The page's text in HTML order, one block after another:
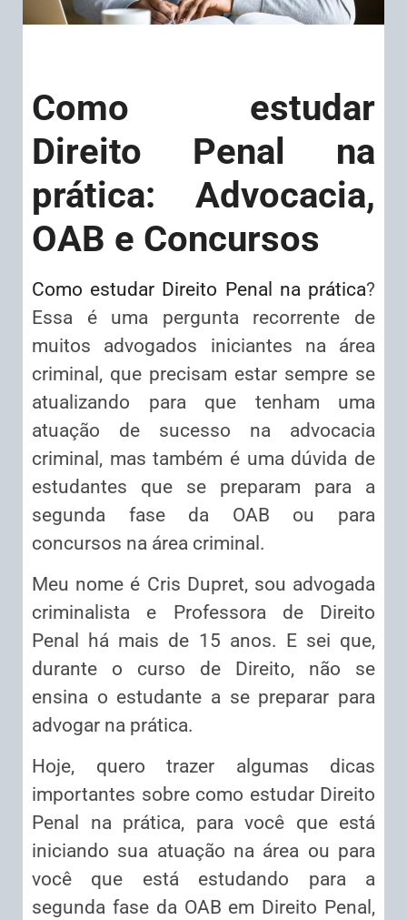
Como estudar
Direito Penal na
prática: Advocacia,
OAB e Concursos
Como estudar Direito Penal na prática?
Essa é uma pergunta recorrente de
muitos advogados iniciantes na área
criminal, que precisam estar sempre se
atualizando para que tenham uma
atuação de sucesso na advocacia
criminal, mas também é uma dúvida de
estudantes que se preparam para a
segunda fase da OAB ou para
concursos na área criminal.
Meu nome é Cris Dupret, sou advogada
criminalista e Professora de Direito
Penal há mais de 15 anos. E sei que,
durante o curso de Direito, não se
ensina o estudante a se preparar para
advogar na prática.
Hoje, quero trazer algumas dicas
importantes sobre como estudar Direito
Penal na prática, para você que está
iniciando sua atuação na área ou para
você que está estudando para a
segunda fase da OAB em Direito Penal,